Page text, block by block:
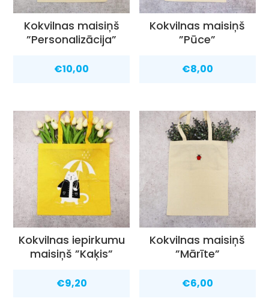
Kokvilnas maisiņš
”Personalizācija”
€10,00
Kokvilnas maisiņš
”Pūce”
€8,00
Kokvilnas iepirkumu
maisiņš ”Kaķis”
€9,20
Kokvilnas maisiņš
”Mārīte”
€6,00